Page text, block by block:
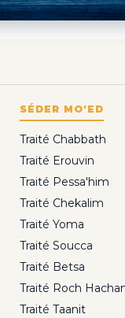
SÉDER MO'ED
Traité Chabbath
Traité Erouvin
Traité Pessa'him
Traité Chekalim
Traité Yoma
Traité Soucca
Traité Betsa
Traité Roch
Traité Taanit